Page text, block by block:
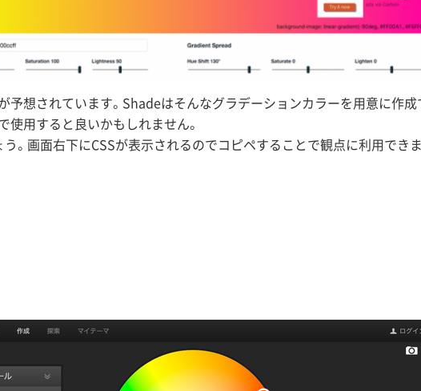
予想されています。Shadeはそんなグラデーションカラーを用意に作成
使用すると良いかもしれません。
。画面右下にCSSが表示されるのでコピペすることで観点に利用できま